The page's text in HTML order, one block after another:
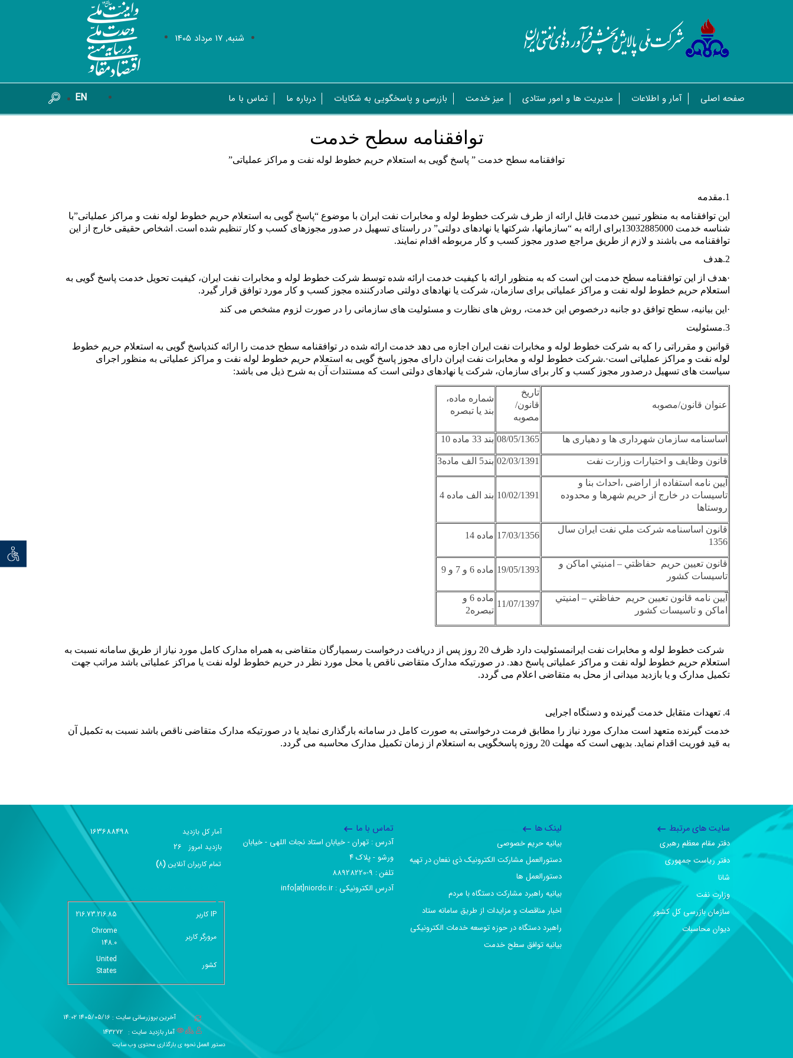
شنبه, 17 مرداد 1405
صفحه اصلی آمار و اطلاعات مدیریت ها و امور ستادی میز خدمت بازرسی و پاسخگویی به شکایات درباره ما تماس با ما EN
توان
توافقنامه سطح خدمت
توافقنامه سطح خدمت ” پاسخ گویی به استعلام حریم خطوط لوله نفت و مراکز عملیاتی”
1.مقدمه
این توافقنامه به منظور تبیین خدمت قابل ارائه از طرف شرکت خطوط لوله و مخابرات نفت ایران با موضوع “پاسخ گویی به استعلام حریم خطوط لوله نفت و مراکز عملیاتی”با
شناسه خدمت 13032885000برای ارائه به “سازمانها، شرکتها یا نهادهای دولتی” در راستای تسهیل در صدور مجوزهای کسب و کار تنظیم شده است. اشخاص حقیقی خارج از این
توافقنامه می باشند و لازم از طریق مراجع صدور مجوز کسب و کار مربوطه اقدام نمایند.
2.هدف
·هدف از این توافقنامه سطح خدمت این است که به منظور ارائه با کیفیت خدمت ارائه شده توسط شرکت خطوط لوله و مخابرات نفت ایران، کیفیت تحویل خدمت پاسخ گویی به
استعلام حریم خطوط لوله نفت و مراکز عملیاتی برای سازمان، شرکت یا نهادهای دولتی صادرکننده مجوز کسب و کار مورد توافق قرار گیرد.
· این بیانیه، سطح توافق دو جانبه درخصوص این خدمت، روش های نظارت و مسئولیت های سازمانی را در صورت لزوم مشخص می کند
3.مسئولیت
قوانین و مقرراتی را که به شرکت خطوط لوله و مخابرات نفت ایران اجازه می دهد خدمت ارائه شده در توافقنامه سطح خدمت را ارائه کندپاسخ گویی به استعلام حریم خطوط
لوله نفت و مراکز عملیاتی است.·شرکت خطوط لوله و مخابرات نفت ایران دارای مجوز پاسخ گویی به استعلام حریم خطوط لوله نفت و مراکز عملیاتی به منظور اجرای
سیاست های تسهیل درصدور مجوز کسب و کار برای سازمان، شرکت یا نهادهای دولتی است که مستندات آن به شرح ذیل می باشد:
عنوان قانون/مصوبه
تاریخ
قانون/
مصوبه
شماره ماده،
بند یا تبصره
اساسنامه سازمان شهرداری ها و دهیاری ها 08/05/1365 بند 33 ماده 10
قانون وظایف و اختیارات وزارت نفت 02/03/1391 بند5 الف ماده3
آیین نامه استفاده از اراضی ،احداث بنا و
تاسیسات در خارج از حریم شهرها و محدوده
روستاها
10/02/1391 بند الف ماده 4
قانون اساسنامه شركت ملي نفت ايران سال
1356
17/03/1356 ماده 14
قانون تعيين حريم حفاظتي – امنيتي اماكن و
تاسيسات كشور
19/05/1393 ماده 6 و 7 و 9
آیين نامه قانون تعيين حريم حفاظتي – امنيتي
اماكن و تاسيسات كشور
11/07/1397
ماده 6 و
تبصره2
شرکت خطوط لوله و مخابرات نفت ایرانمسئولیت دارد ظرف 20 روز پس از دریافت درخواست رسمیارگان متقاضی به همراه مدارک کامل مورد نیاز از طریق سامانه نسبت به
استعلام حریم خطوط لوله نفت و مراکز عملیاتی پاسخ دهد. در صورتیکه مدارک متقاضی ناقص یا محل مورد نظر در حریم خطوط لوله نفت یا مراکز عملیاتی باشد مراتب جهت
تکمیل مدارک و یا بازدید میدانی از محل به متقاضی اعلام می گردد.
4. تعهدات متقابل خدمت گیرنده و دستگاه اجرایی
خدمت گیرنده متعهد است مدارک مورد نیاز را مطابق فرمت درخواستی به صورت کامل در سامانه بارگذاری نماید یا در صورتیکه مدارک متقاضی ناقص باشد نسبت به تکمیل آن
به قید فوریت اقدام نماید. بدیهی است که مهلت 20 روزه پاسخگویی به استعلام از زمان تکمیل مدارک محاسبه می گردد
.
سایت های مرتبط
دفتر مقام معظم رهبری
دفتر ریاست جمهوری
شانا
وزارت نفت
سازمان بازرسی کل کشور
دیوان محاسبات
لینک ها
بیانیه حریم خصوصی
دستورالعمل مشارکت الکترونیک ذی نفعان در تهیه
دستورالعمل ها
بیانیه راهبرد مشارکت دستگاه با مردم
اخبار مناقصات و مزایدات از طریق سامانه ستاد
راهبرد دستگاه در حوزه توسعه خدمات الکترونیکی
بیانیه توافق سطح خدمت
تماس با ما
آدرس :‌ تهران - خیابان استاد نجات اللهی - خیابان
ورشو - پلاک ۴
تلفن :‌ 9-88928220
آدرس الکترونیکی :‌ info[at]niordc.ir
آمار کل بازدید 163688498
بازديد امروز 26
تمام کاربران آنلاين (
8
)
گزارش آمار سایت - خلاصه
IP کاربر
216.73.216.85
مرورگر کاربر
Chrome
148.0
کشور
United
States
آخرین بروزرسانی سایت : 1405/05/16 14:02
آمار بازدید سایت : 143272
دستور العمل نحوه ی بارگذاری محتوی وب سایت